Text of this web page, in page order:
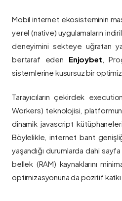
Mobil internet ekosisteminin
yerel (native) uygulamaların
deneyimini sekteye uğratan
bertaraf eden Enjoybet ,
sistemlerine kusursuz bir
Tarayıcıların çekirdek
Workers) teknolojisi, platformun
dinamik javascript
Böylelikle, internet bant
yaşandığı durumlarda dahi
bellek (RAM) kaynaklarını
optimizasyonuna da pozitif katkı